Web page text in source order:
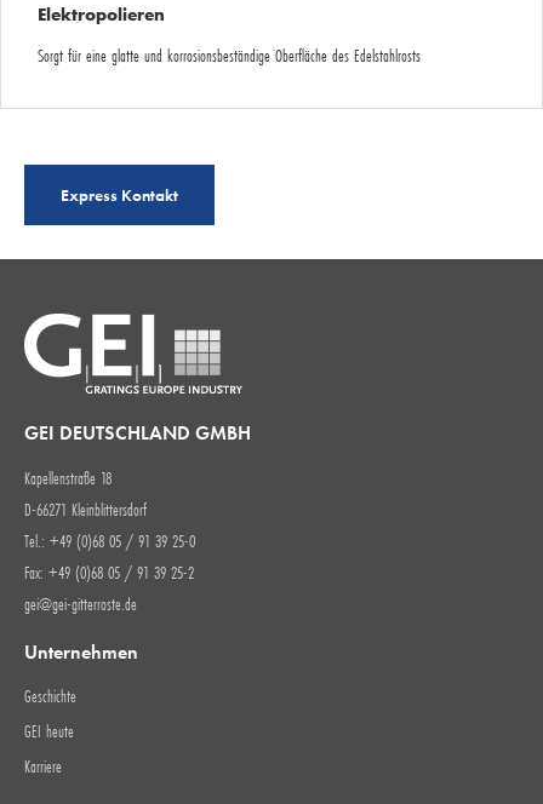
Elektropolieren
Sorgt für eine glatte und korrosionsbeständige Oberfläche des Edelstahlrosts
Express Kontakt
GEI DEUTSCHLAND GMBH
Kapellenstraße 18
D-66271 Kleinblittersdorf
Tel.: +49 (0)68 05 / 91 39 25-0
Fax: +49 (0)68 05 / 91 39 25-2
gei@gei-gitterroste.de
Unternehmen
Geschichte
GEI heute
Karriere